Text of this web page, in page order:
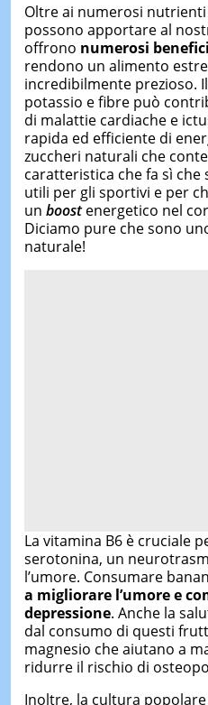
Oltre ai numerosi
possono apportare al
offrono numerosi
rendono un alimento
incredibilmente prezioso.
potassio e fibre può
di malattie cardiache e
rapida ed efficiente di
zuccheri naturali che
caratteristica che fa sì
utili per gli sportivi e per
un boostenergetico nel
Diciamo pure che sono
naturale!
La vitamina B6 è cruciale
serotonina, un
l’umore. Consumare
a migliorare l’umore e
depressione. Anche la
dal consumo di questi
magnesio che aiutano a
ridurre il rischio di
Inoltre, la cultura